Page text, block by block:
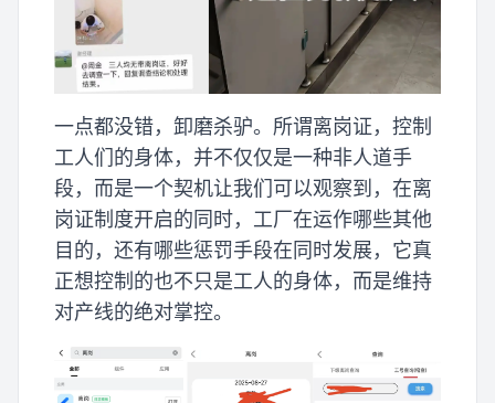
一点都没错，卸磨杀驴。所谓离岗证，控制
工人们的身体，并不仅仅是一种非人道手
段，而是一个契机让我们可以观察到，在离
岗证制度开启的同时，工厂在运作哪些其他
目的，还有哪些惩罚手段在同时发展，它真
正想控制的也不只是工人的身体，而是维持
对产线的绝对掌控。